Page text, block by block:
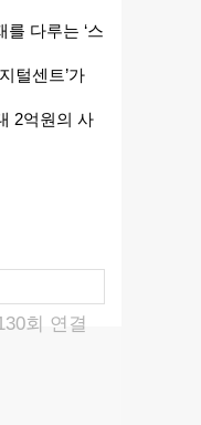
다루는 ‘스
털센트’가
2억원의 사
회 연결